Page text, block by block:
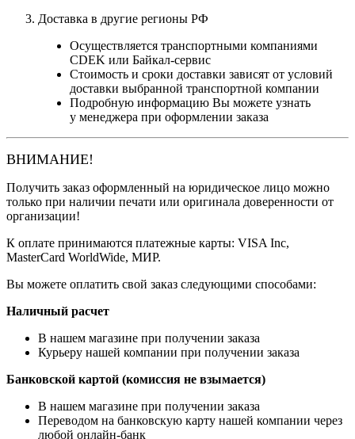
Доставка в другие регионы РФ
Осуществляется транспортными компаниями
CDEK или Байкал-сервис
Стоимость и сроки доставки зависят от условий
доставки выбранной транспортной компании
Подробную информацию Вы можете узнать
у менеджера при оформлении заказа
ВНИМАНИЕ!
Получить заказ оформленный на юридическое лицо можно
только при наличии печати или оригинала доверенности от
организации!
К оплате принимаются платежные карты: VISA Inc,
MasterCard WorldWide, МИР.
Вы можете оплатить свой заказ следующими способами:
Наличный расчет
В нашем магазине при получении заказа
Курьеру нашей компании при получении заказа
Банковской картой (комиссия не взымается)
В нашем магазине при получении заказа
Переводом на банковскую карту нашей компании через
любой онлайн-банк